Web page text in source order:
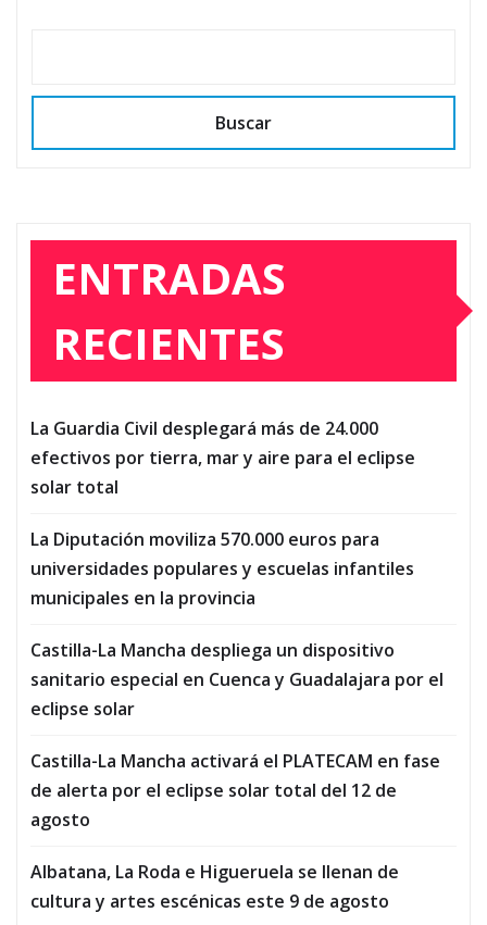
Buscar
ENTRADAS
RECIENTES
La Guardia Civil desplegará más de 24.000
efectivos por tierra, mar y aire para el eclipse
solar total
La Diputación moviliza 570.000 euros para
universidades populares y escuelas infantiles
municipales en la provincia
Castilla-La Mancha despliega un dispositivo
sanitario especial en Cuenca y Guadalajara por el
eclipse solar
Castilla-La Mancha activará el PLATECAM en fase
de alerta por el eclipse solar total del 12 de
agosto
Albatana, La Roda e Higueruela se llenan de
cultura y artes escénicas este 9 de agosto